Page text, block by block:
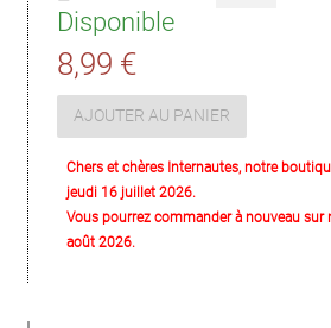
Disponible
8,99 €
AJOUTER AU PANIER
Chers et chères Internautes, notre
jeudi 16 juillet 2026.
Vous pourrez commander à nouveau sur
août 2026.